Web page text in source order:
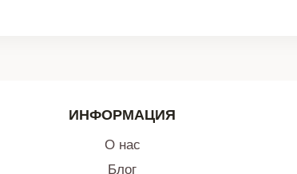
ИНФОРМАЦИЯ
О нас
Блог